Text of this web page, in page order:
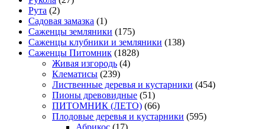
Рута (2)
Садовая замазка (1)
Саженцы земляники (175)
Саженцы клубники и земляники (138)
Саженцы Питомник (1828)
Живая изгородь (4)
Клематисы (239)
Лиственные деревья и кустарники (454)
Пионы древовидные (51)
ПИТОМНИК (ЛЕТО) (66)
Плодовые деревья и кустарники (595)
Абрикос (17)